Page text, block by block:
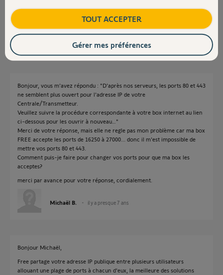
il y a presque 7 ans
Bonjour, vous m'avez répondu : "D'après nos serveurs, les ports 80 et 443
ne semblent plus ouvert pour l'adresse IP de votre
Centrale/Transmetteur.
Veuillez suivre la procédure correspondante à votre box internet au lien
ci-dessous pour les ouvrir à nouveau…"
Merci de votre réponse, mais elle ne regle pas mon problème car ma box
FREE accepte les ports de 16250 à 27000... donc il m'est impossible de
mettre vos ports 80 et 443.
Comment puis-je faire pour changer vos ports pour que ma box les
acceptes?
merci par avance pour votre réponse, cordialement.
Michaël B. il y a presque 7 ans
Bonjour Michaël,
Free partage votre adresse IP publique entre plusieurs utilisateurs
allouant une plage de ports à chacun d'eux, la meilleure des solutions
TOUT ACCEPTER
Gérer mes préférences